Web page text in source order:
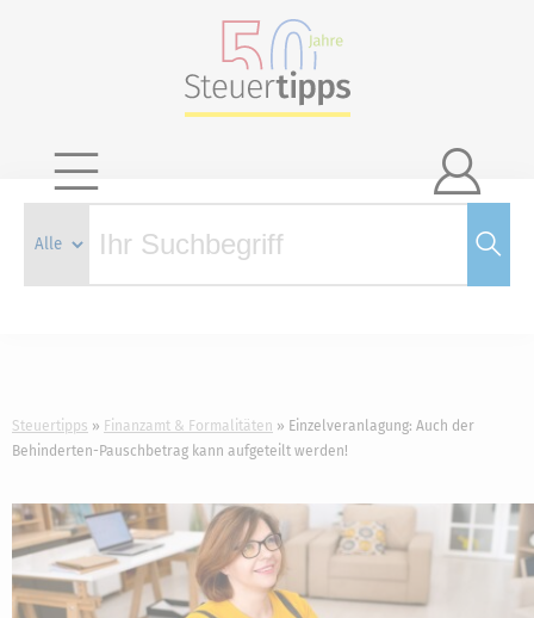

Steuertipps Finanzamt & Formalitäten
Einzelveranlagung: Auch der
Behinderten-Pauschbetrag kann aufgeteilt werden!